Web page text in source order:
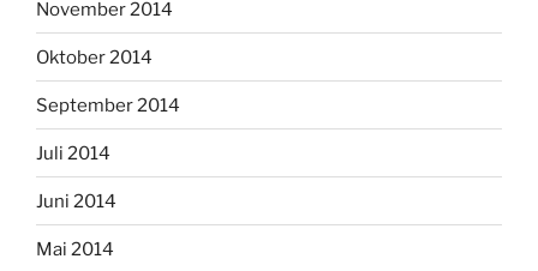
November 2014
Oktober 2014
September 2014
Juli 2014
Juni 2014
Mai 2014